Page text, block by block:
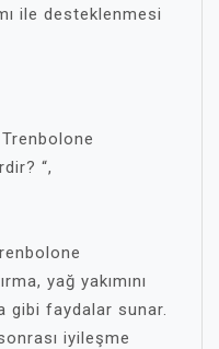
ile desteklenmesi
“,
yağ yakımını
gibi faydalar sunar.
iyileşme